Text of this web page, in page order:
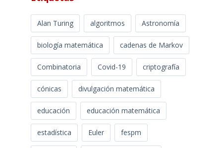
Alan Turing algoritmos Astronomía
biología matemática cadenas de Markov
Combinatoria Covid-19 criptografía
cónicas divulgación matemática
educación educación matemática
estadística Euler fespm